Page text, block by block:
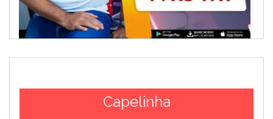
Capelinha